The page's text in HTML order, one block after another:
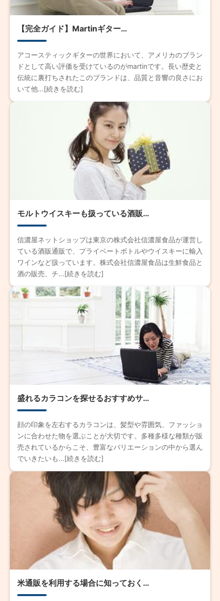
【完全ガイド】Martinギター…
アコースティックギターの世界において、アメリカのブラン
ドとして高い評価を受けているのがmartinです。長い歴史と
伝統に裏打ちされたこのブランドは、品質と音響の良さにお
いて他...[続きを読む]
モルトウイスキーも扱っている酒販…
信濃屋ネットショップは東京の株式会社信濃屋食品が運営し
ている酒販通販で、プライベートボトルやウイスキーに輸入
ワインなど扱っています。株式会社信濃屋食品は生鮮食品と
酒の販売、チ...[続きを読む]
盛れるカラコンを探せるおすすめサ…
顔の印象を左右するカラコンは、髪型や雰囲気、ファッショ
ンに合わせた物を選ぶことが大切です。多種多様な種類が販
売されているからこそ、豊富なバリエーションの中から選ん
でいきたいも...[続きを読む]
米通販を利用する場合に知っておく…